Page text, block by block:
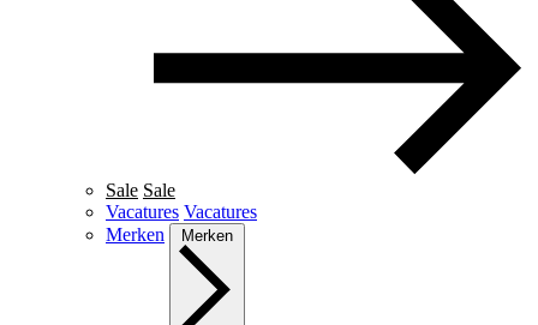
Sale Sale
Vacatures Vacatures
Merken
Merken